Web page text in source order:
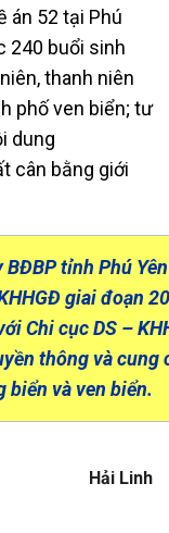
án 52 tại Phú
240 buổi sinh
thanh niên
phố ven biển; tư
dung
cân bằng giới
BĐBP tỉnh Phú
giai đoạn
Chi cục DS –
thông và cung
biển và ven biển.
Hải Linh